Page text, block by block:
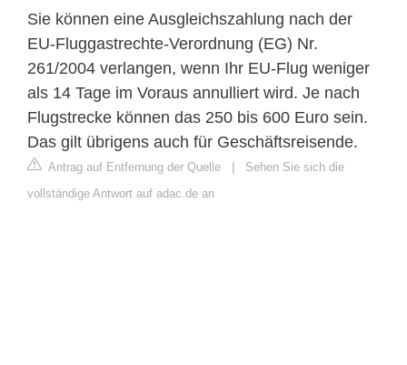
Sie können eine Ausgleichszahlung nach der
EU-Fluggastrechte-Verordnung (EG) Nr.
261/2004 verlangen, wenn Ihr EU-Flug weniger
als 14 Tage im Voraus annulliert wird. Je nach
Flugstrecke können das 250 bis 600 Euro sein.
Das gilt übrigens auch für Geschäftsreisende.
Antrag auf Entfernung der Quelle
Sehen Sie sich die
vollständige Antwort auf adac.de an